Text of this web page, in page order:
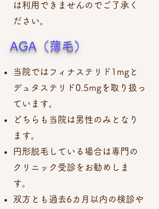
は利用できませんのでご了承く
ださい。
AGA（薄毛）
当院ではフィナステリド1mgと
デュタステリド0.5mgを取り扱っ
ています。
どちらも当院は男性のみとなり
ます。
円形脱毛している場合は専門の
クリニック受診をお勧めしま
す。
双方とも過去6カ月以内の検診や